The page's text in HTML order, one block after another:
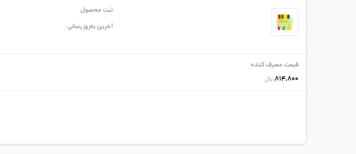
ثبت محصول
آخرین به‌روز رسانی
قیمت مصرف کننده
814,800ریال